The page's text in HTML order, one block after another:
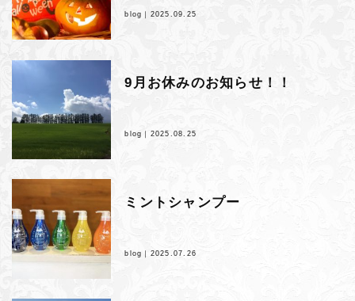
blog｜ 2025.09.25
9月お休みのお知らせ！！
blog｜ 2025.08.25
ミントシャンプー
blog｜ 2025.07.26